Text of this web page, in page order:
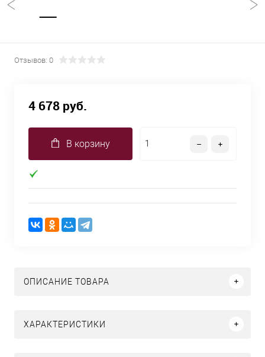
Отзывов: 0
4 678 руб.
В корзину
ОПИСАНИЕ ТОВАРА
ХАРАКТЕРИСТИКИ